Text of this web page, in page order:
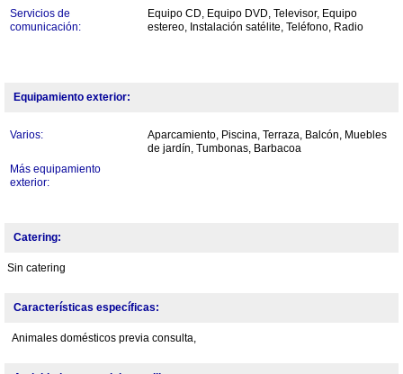
Servicios de
comunicación:
Equipo CD, Equipo DVD, Televisor, Equipo
estereo, Instalación satélite, Teléfono, Radio
Equipamiento exterior:
Varios:
Aparcamiento, Piscina, Terraza, Balcón, Muebles
de jardín, Tumbonas, Barbacoa
Más equipamiento
exterior:
Catering:
Sin catering
Características específicas:
Animales domésticos previa consulta,